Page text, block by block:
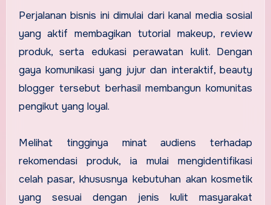
Perjalanan bisnis ini dimulai dari kanal media sosial
yang aktif membagikan tutorial makeup, review
produk, serta edukasi perawatan kulit. Dengan
gaya komunikasi yang jujur dan interaktif, beauty
blogger tersebut berhasil membangun komunitas
pengikut yang loyal.
Melihat tingginya minat audiens terhadap
rekomendasi produk, ia mulai mengidentifikasi
celah pasar, khususnya kebutuhan akan kosmetik
yang sesuai dengan jenis kulit masyarakat